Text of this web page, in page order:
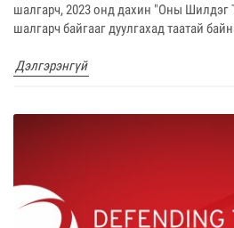
шалгарч, 2023 онд дахин "Оны Шилдэг
шалгарч байгааг дуулгахад таатай
Дэлгэрэнгүй